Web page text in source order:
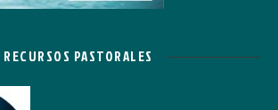
RECURSOS PASTORALES